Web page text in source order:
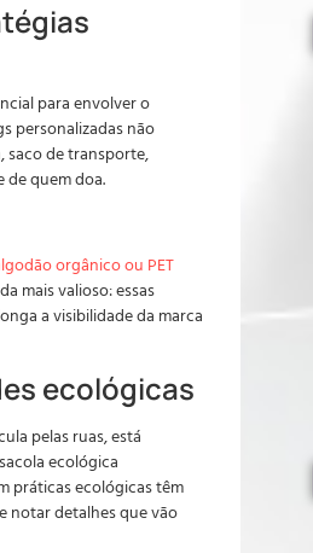
para envolver o
personalizadas não
saco de transporte,
de quem doa.
orgânico ou PET
mais valioso: essas
a visibilidade da marca
ecológicas
pelas ruas, está
ecológica
práticas ecológicas têm
notar detalhes que vão